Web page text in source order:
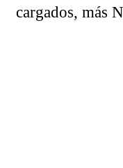
cargados, más